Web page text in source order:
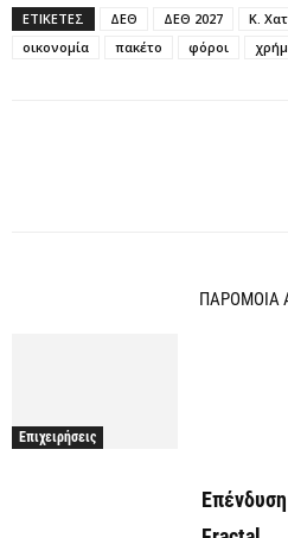
ΕΤΙΚΕΤΕΣ ΔΕΘ ΔΕΘ 2027 Κ.
οικονομία
πακέτο φόροι
ΠΑΡΟΜΟΙΑ
Επιχειρήσεις
Επένδυση